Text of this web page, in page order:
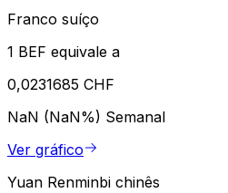
Franco suíço
1 BEF equivale a
0,0231685 CHF
NaN (NaN%) Semanal
Ver gráfico
Yuan Renminbi chinês